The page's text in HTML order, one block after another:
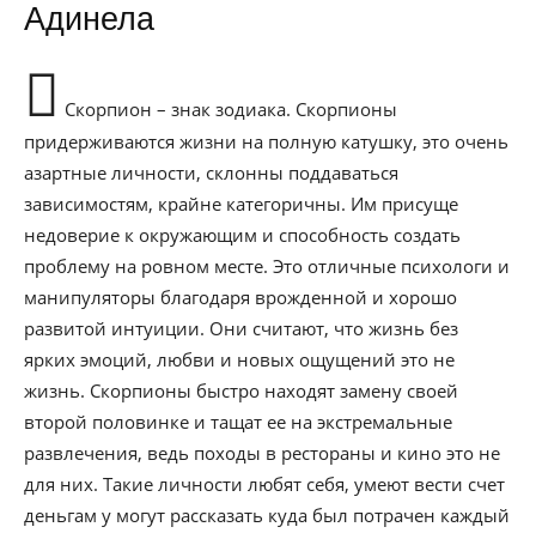
Адинела
Скорпион – знак зодиака. Скорпионы
придерживаются жизни на полную катушку, это очень
азартные личности, склонны поддаваться
зависимостям, крайне категоричны. Им присуще
недоверие к окружающим и способность создать
проблему на ровном месте. Это отличные психологи и
манипуляторы благодаря врожденной и хорошо
развитой интуиции. Они считают, что жизнь без
ярких эмоций, любви и новых ощущений это не
жизнь. Скорпионы быстро находят замену своей
второй половинке и тащат ее на экстремальные
развлечения, ведь походы в рестораны и кино это не
для них. Такие личности любят себя, умеют вести счет
деньгам у могут рассказать куда был потрачен каждый